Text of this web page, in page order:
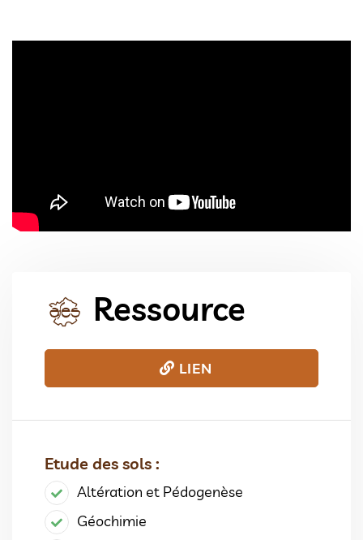
Ressource
LIEN
Etude des sols :
Altération et Pédogenèse
Géochimie